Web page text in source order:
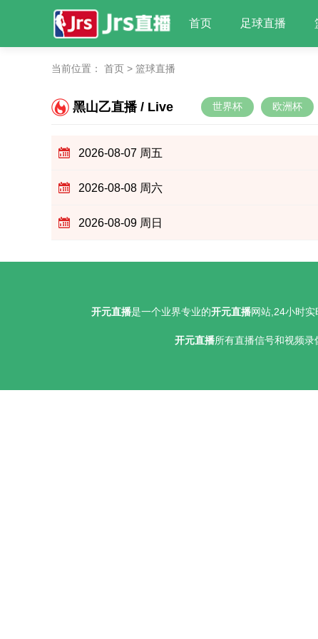
首页 足球直播
当前位置： 首页 > 篮球直播
黑山乙直播 / Live 世界杯 欧洲杯
2026-08-07 周五
2026-08-08 周六
2026-08-09 周日
开元直播是一个业界专业的开元直播网站,24小时实
开元直播所有直播信号和视频